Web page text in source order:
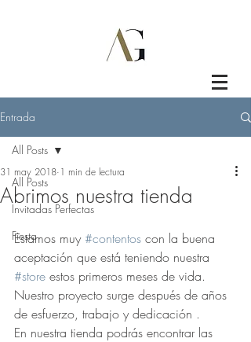
Entrada
All Posts
Invitadas Perfectas
Fiesta
All Posts
Abrimos nuestra tienda
31 may 2018 1 min de lectura
Estamos muy #contentos con la buena
aceptación que está teniendo nuestra
#store estos primeros meses de vida.
Nuestro proyecto surge después de años
de esfuerzo, trabajo y dedicación .
En nuestra tienda podrás encontrar las